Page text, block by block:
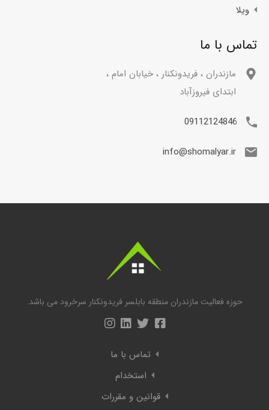
ویلا
تماس با ما
مازندران ، فریدونکنار ، خیابان امام ،
ابتدای فیروزآباد
09112124846
info@shomalyar.ir
حوزه فعالیت مازندران منطقه بابلسر فریدونکنار سرخرود می باشد.
تماس با ما
استخدام
قوانین و مقررات